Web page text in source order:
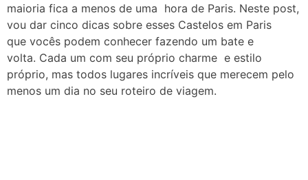
maioria fica a menos de uma hora de Paris. Neste post,
vou dar cinco dicas sobre esses Castelos em Paris
que vocês podem conhecer fazendo um bate e
volta. Cada um com seu próprio charme e estilo
próprio, mas todos lugares incríveis que merecem pelo
menos um dia no seu roteiro de viagem.